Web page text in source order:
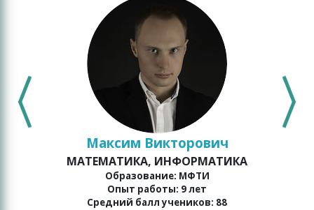
Максим Викторович
МАТЕМАТИКА, ИНФОРМАТИКА
Образование: МФТИ
Опыт работы: 9 лет
Средний балл учеников: 88